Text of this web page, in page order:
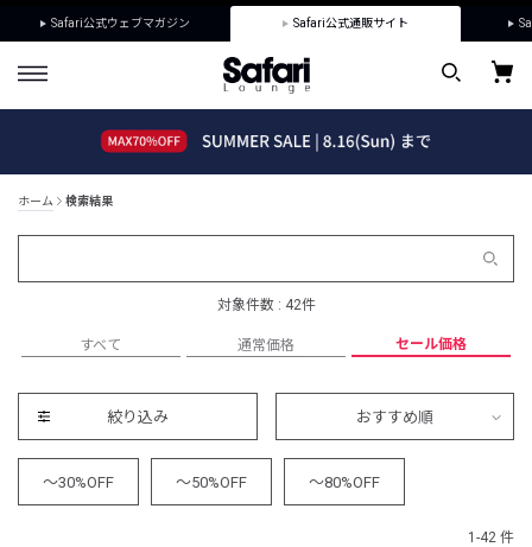
Safari公式ウェブマガジン Safari公式通販サイト
ホーム 検索結果
対象件数 : 42件
すべて 通常価格 セール価格
絞り込み おすすめ順
～30%OFF ～50%OFF ～80%OFF
1-42 件